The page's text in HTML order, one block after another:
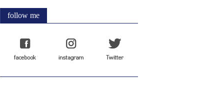
follow me